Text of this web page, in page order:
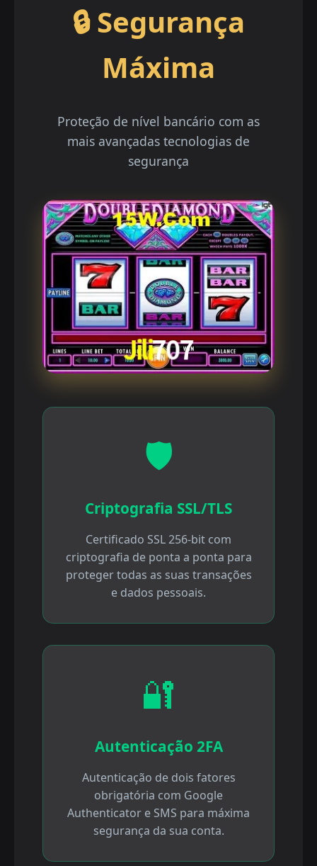
🔒 Segurança
Máxima
Proteção de nível bancário com as
mais avançadas tecnologias de
segurança
🛡️
Criptografia SSL/TLS
Certificado SSL 256-bit com
criptografia de ponta a ponta para
proteger todas as suas transações
e dados pessoais.
🔐
Autenticação 2FA
Autenticação de dois fatores
obrigatória com Google
Authenticator e SMS para máxima
segurança da sua conta.